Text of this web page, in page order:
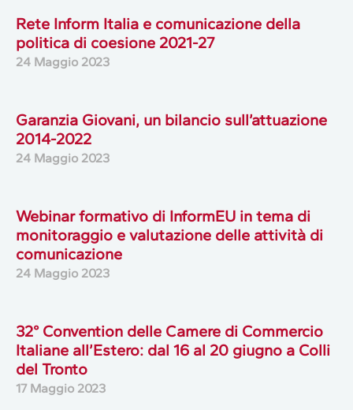
Rete Inform Italia e comunicazione della
politica di coesione 2021-27
24 Maggio 2023
Garanzia Giovani, un bilancio sull’attuazione
2014-2022
24 Maggio 2023
Webinar formativo di InformEU in tema di
monitoraggio e valutazione delle attività di
comunicazione
24 Maggio 2023
32° Convention delle Camere di Commercio
Italiane all’Estero: dal 16 al 20 giugno a Colli
del Tronto
17 Maggio 2023